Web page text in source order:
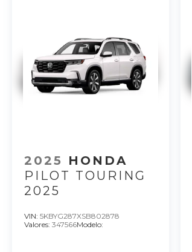
2025
HONDA
PILOT TOURING
2025
VIN: 5KBYG287XSB802878
Valores: 347566Modelo: